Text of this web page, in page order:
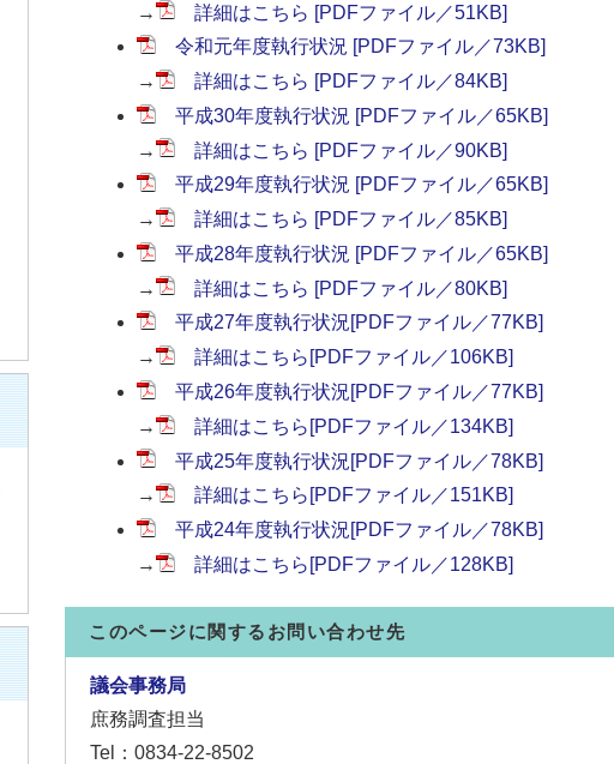
→
詳細はこちら [PDFファイル／51KB]
令和元年度執行状況 [PDFファイル／73KB]
→
詳細はこちら [PDFファイル／84KB]
平成30年度執行状況 [PDFファイル／65KB]
→
詳細はこちら [PDFファイル／90KB]
平成29年度執行状況 [PDFファイル／65KB]
→
詳細はこちら [PDFファイル／85KB]
平成28年度執行状況 [PDFファイル／65KB]
→
詳細はこちら [PDFファイル／80KB]
平成27年度執行状況[PDFファイル／77KB]
→
詳細はこちら[PDFファイル／106KB]
平成26年度執行状況[PDFファイル／77KB]
→
詳細はこちら[PDFファイル／134KB]
平成25年度執行状況[PDFファイル／78KB]
→
詳細はこちら[PDFファイル／151KB]
平成24年度執行状況[PDFファイル／78KB]
→
詳細はこちら[PDFファイル／128KB]
このページに関するお問い合わせ先
議会事務局
庶務調査担当
Tel：0834-22-8502